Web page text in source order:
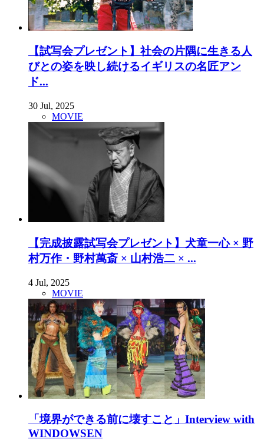
【試写会プレゼント】社会の片隅に生きる人
びとの姿を映し続けるイギリスの名匠アン
ド...
30 Jul, 2025
MOVIE
【完成披露試写会プレゼント】犬童一心 × 野
村万作・野村萬斎 × 山村浩二 × ...
4 Jul, 2025
MOVIE
「境界ができる前に壊すこと」Interview with
WINDOWSEN